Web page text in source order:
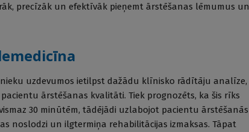
precīzāk un efektīvāk pieņemt ārstēšanas lēmumus un
uzdevumos ietilpst dažādu klīnisko rādītāju analīze,
ārstēšanas kvalitāti. Tiek prognozēts, ka šis rīks
30 minūtēm, tādējādi uzlabojot pacientu ārstēšanās
noslodzi un ilgtermiņa rehabilitācijas izmaksas. Tāpat